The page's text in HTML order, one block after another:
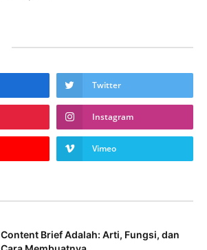
Twitter
Instagram
Vimeo
Content Brief Adalah: Arti, Fungsi, dan